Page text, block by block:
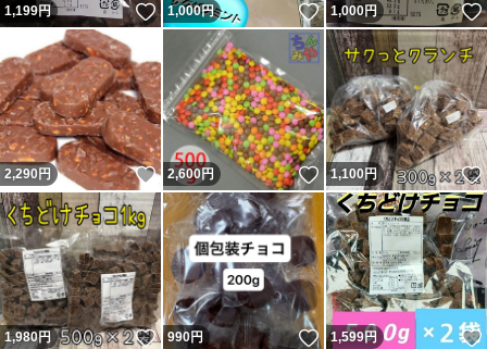
1,199円 いいね！
1,000円 いいね！
1,000円
2,290 円 いいね！
2,600円 いいね！
1,100円
1,980円 いいね！
990円 いいね！
1,599円